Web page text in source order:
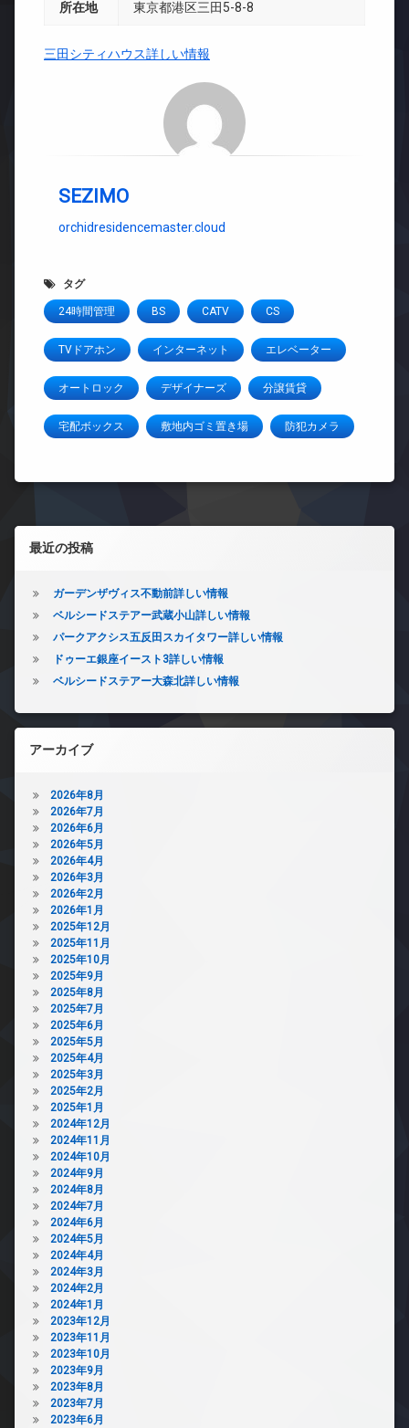
所在地 東京都港区三田5-8-8
三田シティハウス詳しい情報
SEZIMO
orchidresidencemaster.cloud
タグ
24時間管理 BS CATV CS
TVドアホン インターネット エレベーター
オートロック デザイナーズ 分譲賃貸
宅配ボックス 敷地内ゴミ置き場 防犯カメラ
左サイドバー
最近の投稿
ガーデンザヴィス不動前詳しい情報
ベルシードステアー武蔵小山詳しい情報
パークアクシス五反田スカイタワー詳しい情報
ドゥーエ銀座イースト3詳しい情報
ベルシードステアー大森北詳しい情報
アーカイブ
2026年8月
2026年7月
2026年6月
2026年5月
2026年4月
2026年3月
2026年2月
2026年1月
2025年12月
2025年11月
2025年10月
2025年9月
2025年8月
2025年7月
2025年6月
2025年5月
2025年4月
2025年3月
2025年2月
2025年1月
2024年12月
2024年11月
2024年10月
2024年9月
2024年8月
2024年7月
2024年6月
2024年5月
2024年4月
2024年3月
2024年2月
2024年1月
2023年12月
2023年11月
2023年10月
2023年9月
2023年8月
2023年7月
2023年6月